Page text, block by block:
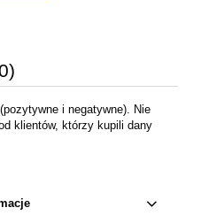
i negatywne). Nie
klientów, którzy kupili dany